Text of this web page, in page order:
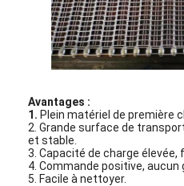
Avantages :
1. Plein matériel de première
2. Grande surface de
et stable.
3. Capacité de charge élevée,
4. Commande positive,
5. Facile à nettoyer.